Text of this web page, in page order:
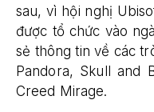
sau, vì hội nghị
được tổ chức vào
sẻ thông tin về các
Pandora, Skull and
Creed Mirage.